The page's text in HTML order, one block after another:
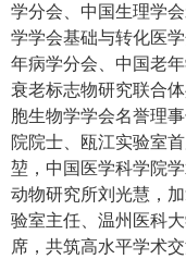
学分会、中国生理学
学学会基础与转化医
年病学分会、中国老
衰老标志物研究联合
胞生物学学会名誉理
院院士、瓯江实验室
堃，中国医学科学院
动物研究所刘光慧，
验室主任、温州医科
席，共筑高水平学术交